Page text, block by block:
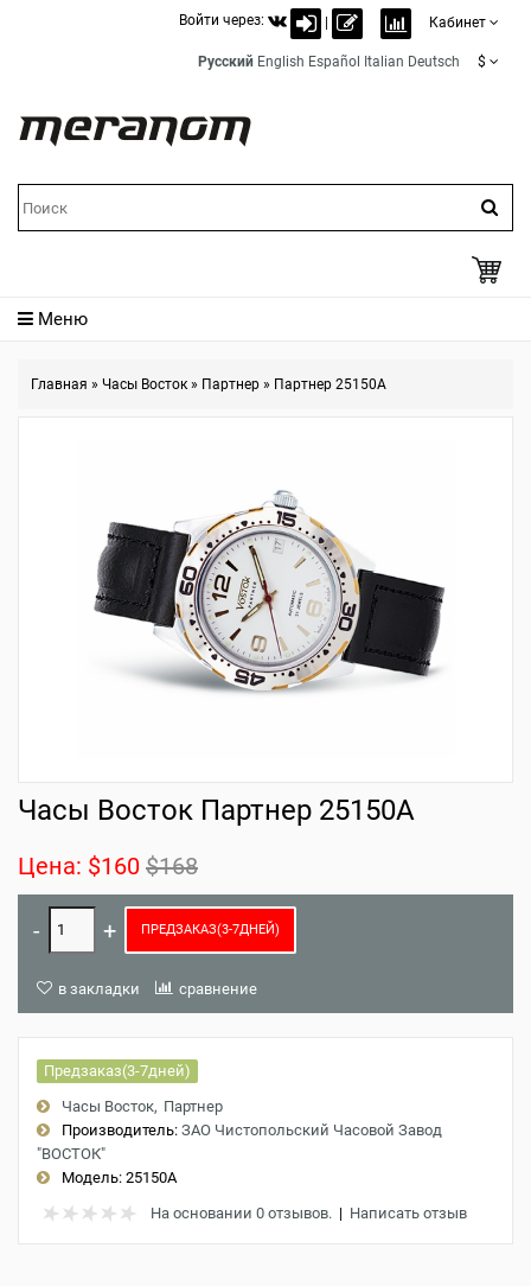
Войти через: Кабинет
Русский English Español Italian Deutsch $
Меню
Главная » Часы Восток » Партнер » Партнер 25150A
Часы Восток Партнер 25150A
Цена: $160 $168
ПРЕДЗАКАЗ(3-7ДНЕЙ)
в закладки сравнение
Предзаказ(3-7дней)
Часы Восток Партнер
Производитель: ЗАО Чистопольский Часовой Завод
"ВОСТОК"
Модель: 25150A
На основании 0 отзывов. | Написать отзыв